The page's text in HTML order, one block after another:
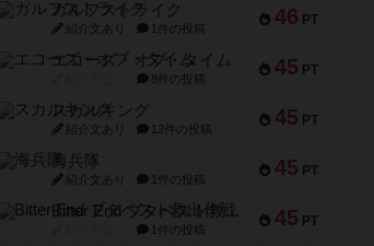
46 PT
ガルフストライク
紹介文あり 1件の投稿
45 PT
エコーズ・オブ・タイム
8件の投稿
45 PT
スカルキング
紹介文あり 12件の投稿
45 PT
海兵隊
紹介文あり 1件の投稿
45 PT
Bitter End ブタペスト救出作戦
1件の投稿